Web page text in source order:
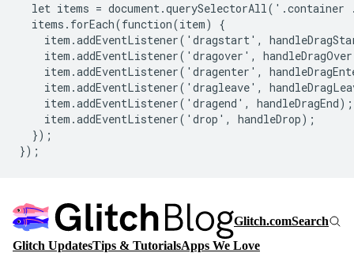
let items = document.querySelectorAll('.container
  items.forEach(function(item) {
item.addEventListener('dragstart',
item.addEventListener('dragover',
item.addEventListener('dragenter',
item.addEventListener('dragleave',
    item.addEventListener('dragend', handleDragEnd);
    item.addEventListener('drop', handleDrop);
  });